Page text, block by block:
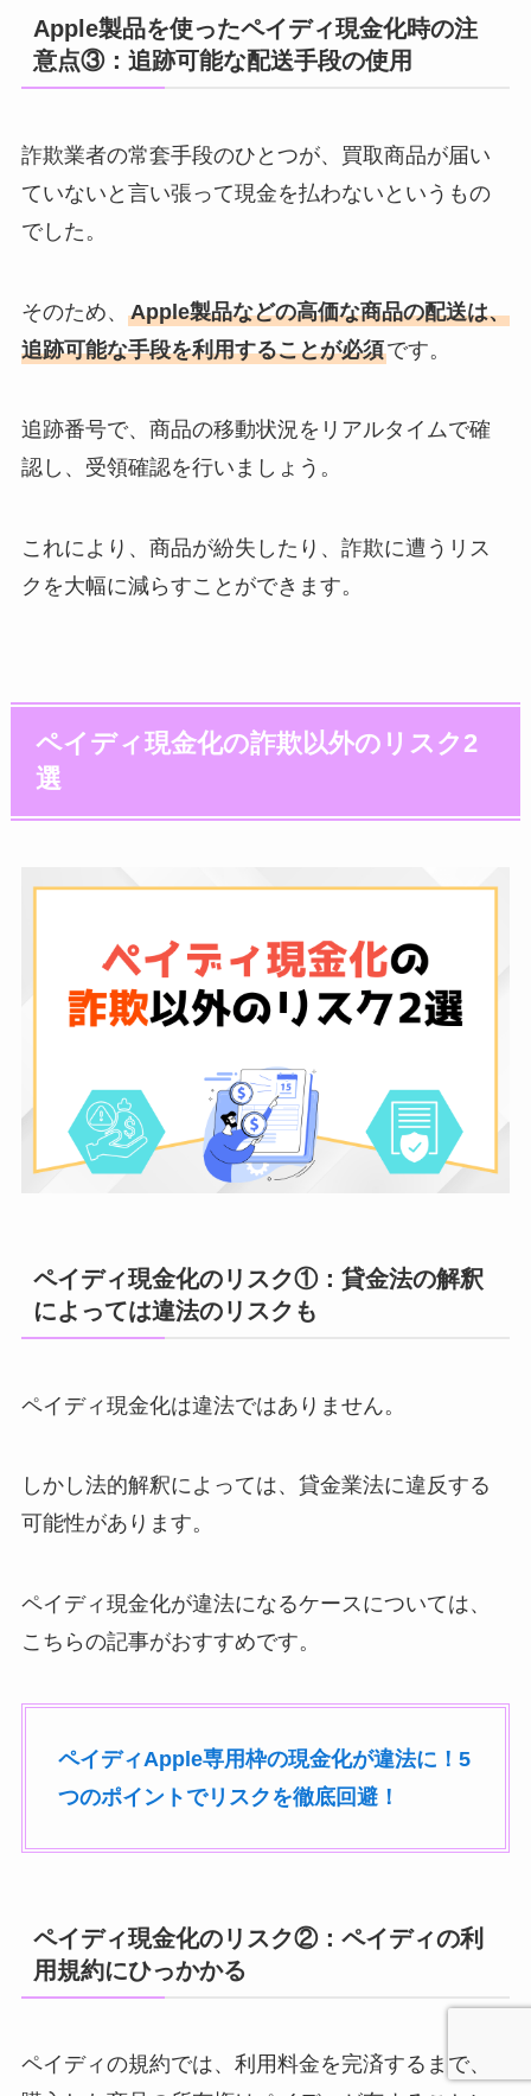
Apple製品を使ったペイディ現金化時の注
意点③：追跡可能な配送手段の使用
詐欺業者の常套手段のひとつが、買取商品が届い
ていないと言い張って現金を払わないというもの
でした。
そのため、 Apple製品などの高価な商品の配送は、
追跡可能な手段を利用することが必須です。
追跡番号で、商品の移動状況をリアルタイムで確
認し、受領確認を行いましょう。
これにより、商品が紛失したり、詐欺に遭うリス
クを大幅に減らすことができます。
ペイディ現金化の詐欺以外のリスク2
選
ペイディ現金化のリスク①：貸金法の解釈
によっては違法のリスクも
ペイディ現金化は違法ではありません。
しかし法的解釈によっては、貸金業法に違反する
可能性があります。
ペイディ現金化が違法になるケースについては、
こちらの記事がおすすめです。
ペイディApple専用枠の現金化が違法に！5
つのポイントでリスクを徹底回避！
ペイディ現金化のリスク②：ペイディの利
用規約にひっかかる
ペイディの規約では、利用料金を完済するまで、